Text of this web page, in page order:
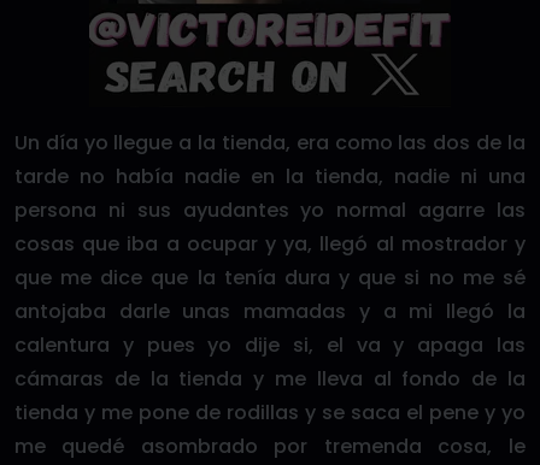
Un día yo llegue a la tienda, era como las dos de la
tarde no había nadie en la tienda, nadie ni una
persona ni sus ayudantes yo normal agarre las
cosas que iba a ocupar y ya, llegó al mostrador y
que me dice que la tenía dura y que si no me sé
antojaba darle unas mamadas y a mi llegó la
calentura y pues yo dije si, el va y apaga las
cámaras de la tienda y me lleva al fondo de la
tienda y me pone de rodillas y se saca el pene y yo
me quedé asombrado por tremenda cosa, le